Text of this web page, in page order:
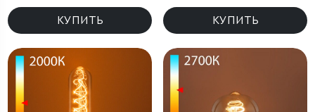
E27 А60
КУПИТЬ КУПИТЬ